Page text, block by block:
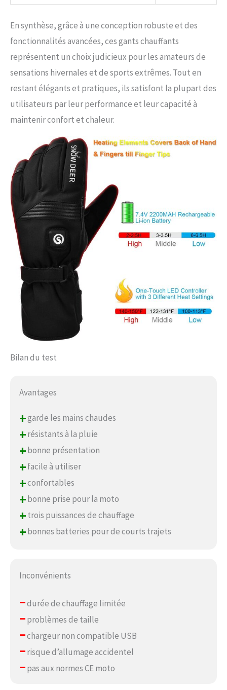
En synthèse, grâce à une conception robuste et des
fonctionnalités avancées, ces gants chauffants
représentent un choix judicieux pour les amateurs de
sensations hivernales et de sports extrêmes. Tout en
restant élégants et pratiques, ils satisfont la plupart des
utilisateurs par leur performance et leur capacité à
maintenir confort et chaleur.
Bilan du test
Avantages
+garde les mains chaudes
+résistants à la pluie
+bonne présentation
+facile à utiliser
+confortables
+bonne prise pour la moto
+trois puissances de chauffage
+bonnes batteries pour de courts trajets
Inconvénients
–durée de chauffage limitée
–problèmes de taille
–chargeur non compatible USB
–risque d’allumage accidentel
–pas aux normes CE moto